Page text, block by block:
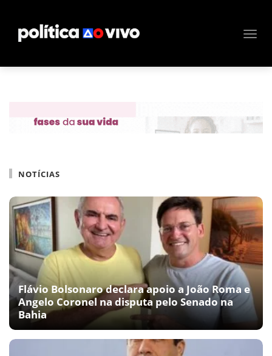
NOTÍCIAS
Flávio Bolsonaro declara apoio a João Roma e
Angelo Coronel na disputa pelo Senado na
Bahia